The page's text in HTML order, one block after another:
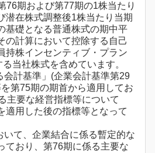
76期および第77期の1株当たり
潜在株式調整後1株当たり当期
基礎となる普通株式の期中平
の計算において控除する自己
持株インセンティブ・プラン
当社株式を含めています。
会計基準」(企業会計基準第29
第75期の期首から適用してお
主要な経営指標等について
適用した後の指標等となって
いて、企業結合に係る暫定的な
ており、第76期に係る主要な